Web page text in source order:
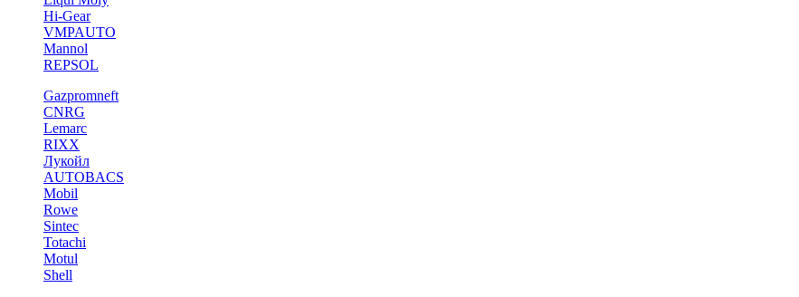
Hi-Gear
VMPAUTO
Mannol
REPSOL
Gazpromneft
CNRG
Lemarc
RIXX
Лукойл
AUTOBACS
Mobil
Rowe
Sintec
Totachi
Motul
Shell